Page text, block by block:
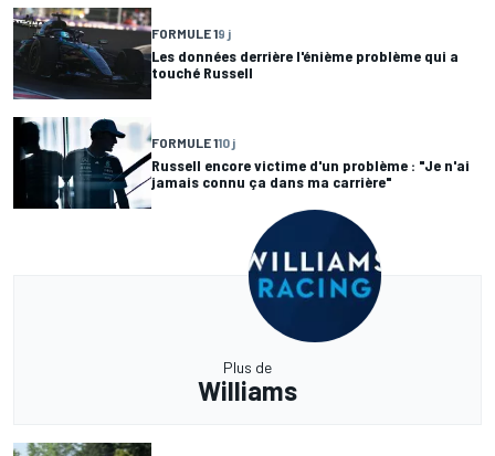
FORMULE 19 j
Les données derrière l'énième problème qui a
touché Russell
FORMULE 110 j
Russell encore victime d'un problème : "Je n'ai
jamais connu ça dans ma carrière"
Plus de
Williams